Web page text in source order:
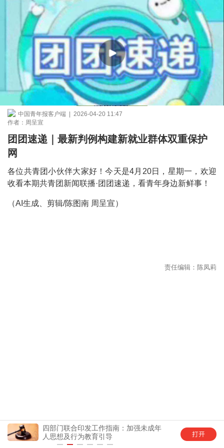
中国青年报客户端 | 2026-04-20 11:47
作者：周呈宣
团团速递｜最新判例构建新就业群体双重保护
网
各位共青团小伙伴大家好！今天是4月20日，星期一，欢迎
收看本期共青团新闻联播·团团速递，看青年身边新鲜事！
（AI生成、剪辑/陈图南 周呈宣）
四部门联合印发工作指南：加强未成年
人思想及行为教育引导
中国